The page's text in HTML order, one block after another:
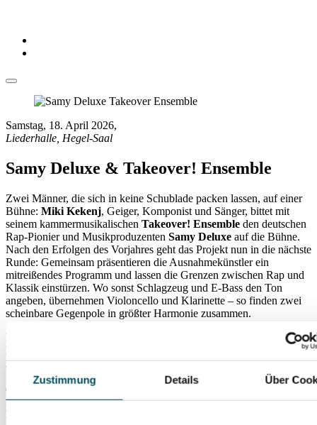
Zustimmung Details Über
Samstag, 18. April 2026,
Liederhalle, Hegel-Saal
Samy Deluxe & Takeover! Ensemble
Zwei Männer, die sich in keine Schublade packen lassen, auf einer
Bühne: Miki Kekenj, Geiger, Komponist und Sänger, bittet mit
seinem kammermusikalischen Takeover! Ensemble den deutschen
Rap-Pionier und Musikproduzenten Samy Deluxe auf die Bühne.
Nach den Erfolgen des Vorjahres geht das Projekt nun in die nächste
Runde: Gemeinsam präsentieren die Ausnahmekünstler ein
mitreißendes Programm und lassen die Grenzen zwischen Rap und
Klassik einstürzen. Wo sonst Schlagzeug und E-Bass den Ton
angeben, übernehmen Violoncello und Klarinette – so finden zwei
scheinbare Gegenpole in größter Harmonie zusammen.
Das
klassische Tonsprache und schuf bereits feine, fantasievolle
Arrangements für die Musik von Joy Denalane, Max Herre oder
Stefanie Heinzmann. Nun darf man gespannt sein, wie die Songs
des Rappers Samy Deluxe aus seinen beiden „Hochkultur“-Alben in
nie gehörter Weise in den klassischen Takeover-Arrangements
klingen. Klassische Musiksprache vereint mit Hip-Hop ist ein Fest